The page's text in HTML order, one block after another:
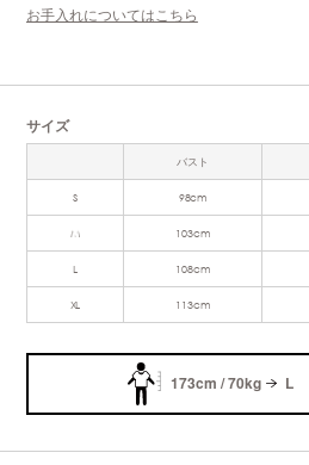
お手入れについてはこちら
サイズ
バスト
S 98cm
M 103cm
L 108cm
XL 113cm
173cm / 70kg L